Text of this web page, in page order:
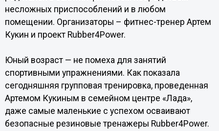
несложных приспособлений и в любом
помещении. Организаторы – фитнес-тренер Артем
Кукин и проект Rubber4Power.
Юный возраст — не помеха для занятий
спортивными упражнениями. Как показала
сегодняшняя групповая тренировка, проведенная
Артемом Кукиным в семейном центре «Лада»,
даже самые маленькие с успехом осваивают
безопасные резиновые тренажеры Rubber4Power.